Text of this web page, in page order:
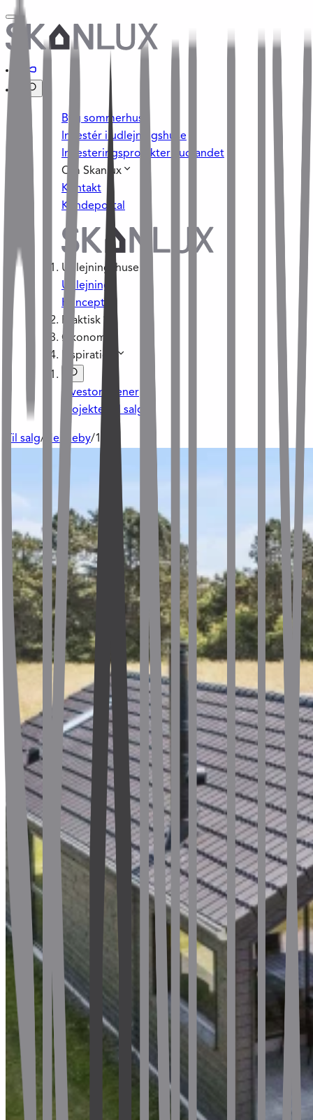
Byg sommerhus
Investér i udlejningshuse
Investeringsprojekter i udlandet
Om Skanlux
Kontakt
Kundeportal
Udlejningshuse
Udlejning
Konceptet
Praktisk
Økonomi
Inspiration
Investoraftener
Projekter til salg
Til salg/ Henneby/119